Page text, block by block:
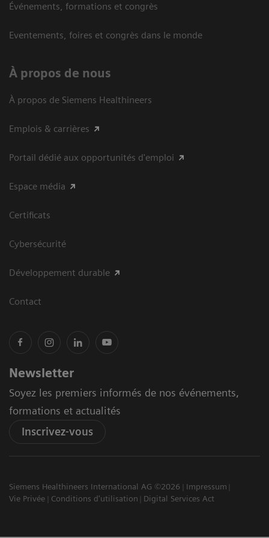
Événements, formations et congrès
Eventements, foires et congrès dans le monde
À propos de nous
À propos de Siemens Healthineers
Emplois & carrières
Portail dédié aux opportunités d'emploi
Espace média
Certificats
Cybersécurité
Développement durable
Contact
Newsletter
Soyez les premiers informés de nos événements,
formations et actualités
Inscrivez-vous
Siemens Healthineers International AG ©2026
Impressum
Vie Privée
Conditions d'utilisation Digital Services Act